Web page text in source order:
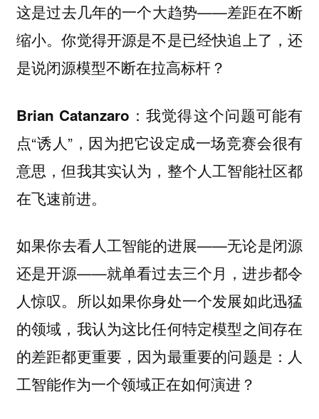
这是过去几年的一个大趋势——差距在不断
缩小。你觉得开源是不是已经快追上了，还
是说闭源模型不断在拉高标杆？
Brian Catanzaro：我觉得这个问题可能有
点“诱人”，因为把它设定成一场竞赛会很有
意思，但我其实认为，整个人工智能社区都
在飞速前进。
如果你去看人工智能的进展——无论是闭源
还是开源——就单看过去三个月，进步都令
人惊叹。所以如果你身处一个发展如此迅猛
的领域，我认为这比任何特定模型之间存在
的差距都更重要，因为最重要的问题是：人
工智能作为一个领域正在如何演进？